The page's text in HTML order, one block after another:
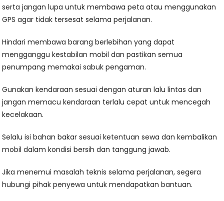
serta jangan lupa untuk membawa peta atau menggunakan
GPS agar tidak tersesat selama perjalanan.
Hindari membawa barang berlebihan yang dapat
mengganggu kestabilan mobil dan pastikan semua
penumpang memakai sabuk pengaman.
Gunakan kendaraan sesuai dengan aturan lalu lintas dan
jangan memacu kendaraan terlalu cepat untuk mencegah
kecelakaan.
Selalu isi bahan bakar sesuai ketentuan sewa dan kembalikan
mobil dalam kondisi bersih dan tanggung jawab.
Jika menemui masalah teknis selama perjalanan, segera
hubungi pihak penyewa untuk mendapatkan bantuan.